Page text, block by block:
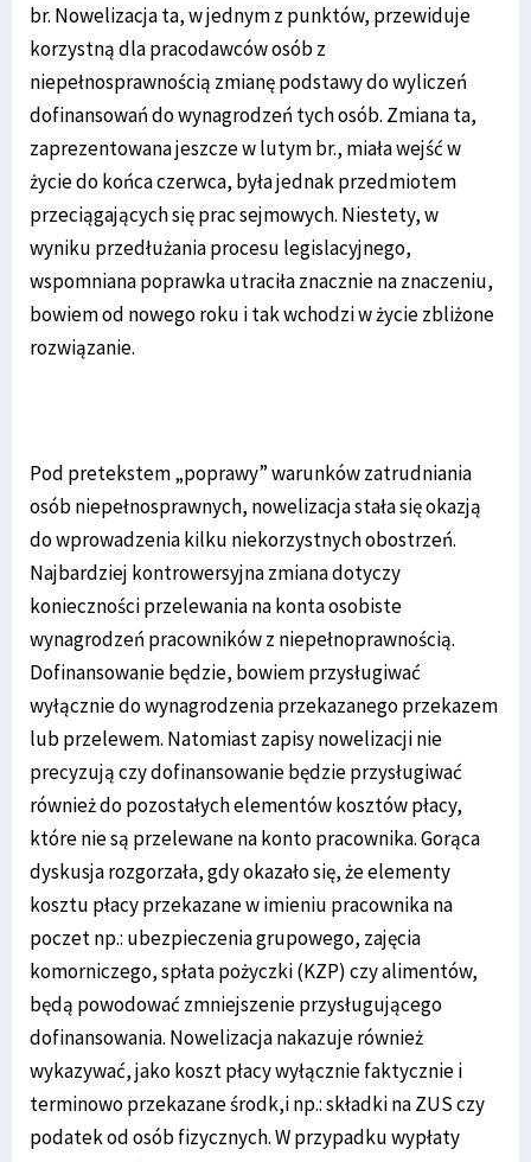
br. Nowelizacja ta, w jednym z punktów, przewiduje
korzystną dla pracodawców osób z
niepełnosprawnością zmianę podstawy do wyliczeń
dofinansowań do wynagrodzeń tych osób. Zmiana ta,
zaprezentowana jeszcze w lutym br., miała wejść w
życie do końca czerwca, była jednak przedmiotem
przeciągających się prac sejmowych. Niestety, w
wyniku przedłużania procesu legislacyjnego,
wspomniana poprawka utraciła znacznie na znaczeniu,
bowiem od nowego roku i tak wchodzi w życie zbliżone
rozwiązanie.
Pod pretekstem „poprawy” warunków zatrudniania
osób niepełnosprawnych, nowelizacja stała się okazją
do wprowadzenia kilku niekorzystnych obostrzeń.
Najbardziej kontrowersyjna zmiana dotyczy
konieczności przelewania na konta osobiste
wynagrodzeń pracowników z niepełnoprawnością.
Dofinansowanie będzie, bowiem przysługiwać
wyłącznie do wynagrodzenia przekazanego przekazem
lub przelewem. Natomiast zapisy nowelizacji nie
precyzują czy dofinansowanie będzie przysługiwać
również do pozostałych elementów kosztów płacy,
które nie są przelewane na konto pracownika. Gorąca
dyskusja rozgorzała, gdy okazało się, że elementy
kosztu płacy przekazane w imieniu pracownika na
poczet np.: ubezpieczenia grupowego, zajęcia
komorniczego, spłata pożyczki (KZP) czy alimentów,
będą powodować zmniejszenie przysługującego
dofinansowania. Nowelizacja nakazuje również
wykazywać, jako koszt płacy wyłącznie faktycznie i
terminowo przekazane środk,i np.: składki na ZUS czy
podatek od osób fizycznych. W przypadku wypłaty